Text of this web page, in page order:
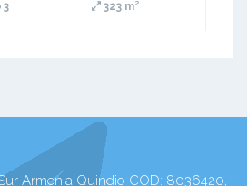
3 323 m²
Armenia Quindio COD: 8036420,